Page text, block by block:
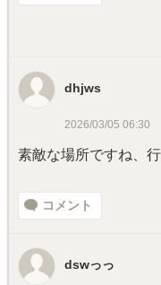
dhjws
2026/03/05 06:30
素敵な場所ですね、
コメント
dswっっ